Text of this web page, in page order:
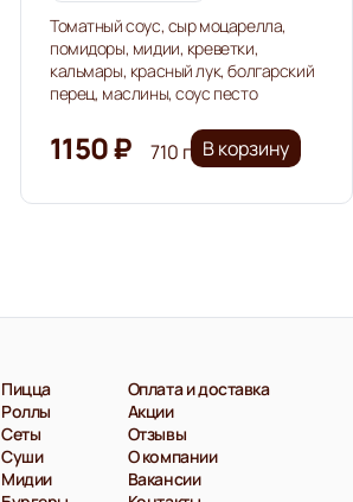
Томатный соус, сыр моцарелла,
помидоры, мидии, креветки,
кальмары, красный лук, болгарский
перец, маслины, соус песто
1150 ₽ 710 г В корзину
Пицца
Роллы
Сеты
Суши
Мидии
Оплата и доставка
Акции
Отзывы
О компании
Вакансии